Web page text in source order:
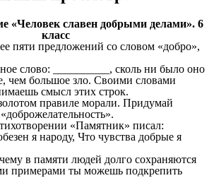
«Человек славен добрыми делами». 6
класс
пяти предложений со словом «добро»,
слово: __________, сколь ни было оно
чем большое зло. Своими словами
смысл этих строк.
правиле морали. Придумай
«Памятник» писал:
я народу, Что чувства добрые я
в памяти людей долго сохраняются
примерами ты можешь подкрепить